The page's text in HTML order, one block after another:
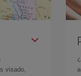
visado,